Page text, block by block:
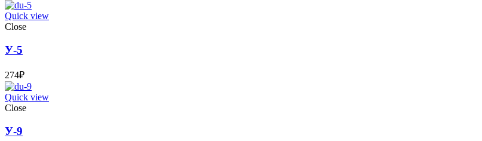
Quick view
Close
У-5
274₽
Quick view
Close
У-9